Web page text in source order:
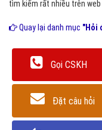
tìm kiếm rất nhiều trên
Quay lại danh mục "Hỏi
Gọi CSKH
Đặt câu hỏi